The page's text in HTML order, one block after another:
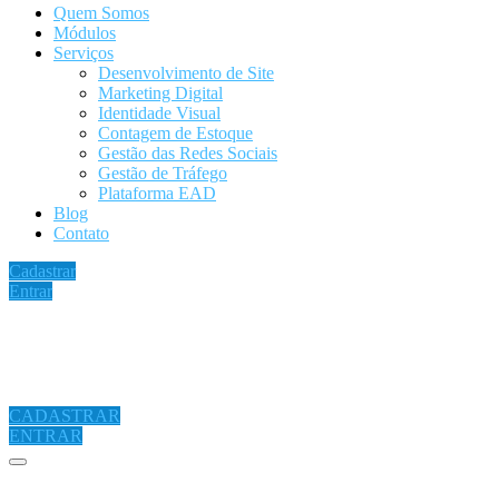
Quem Somos
Módulos
Serviços
Desenvolvimento de Site
Marketing Digital
Identidade Visual
Contagem de Estoque
Gestão das Redes Sociais
Gestão de Tráfego
Plataforma EAD
Blog
Contato
Cadastrar
Entrar
CADASTRAR
ENTRAR